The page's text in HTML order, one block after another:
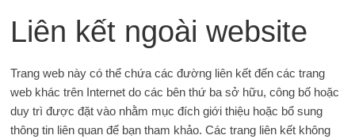
Liên kết ngoài website
Trang web này có thể chứa các đường liên kết đến các trang
web khác trên Internet do các bên thứ ba sở hữu, công bố hoặc
duy trì được đặt vào nhằm mục đích giới thiệu hoặc bổ sung
thông tin liên quan để bạn tham khảo. Các trang liên kết không